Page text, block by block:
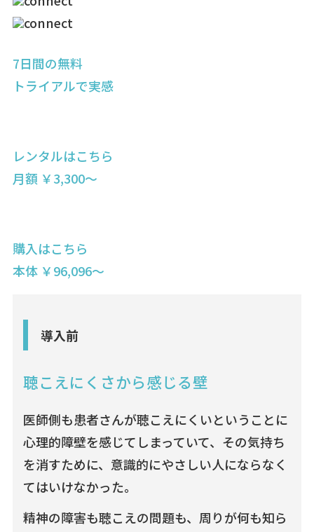
7日間の無料
トライアルで実感
レンタルはこちら
月額 ￥3,300〜
購入はこちら
本体 ￥96,096〜
導入前
聴こえにくさから感じる壁
医師側も患者さんが聴こえにくいということに
心理的障壁を感じてしまっていて、その気持ち
を消すために、意識的にやさしい人にならなく
てはいけなかった。
精神の障害も聴こえの問題も、周りが何も知ら